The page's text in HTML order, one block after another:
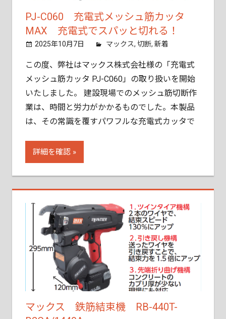
い。
PJ-C060 充電式メッシュ筋カッタ
MAX 充電式でスパッと切れる！
2025年10月7日 tobita11
マックス, 切断, 新着
この度、弊社はマックス株式会社様の「充電式
メッシュ筋カッタ PJ-C060」の取り扱いを開始
いたしました。 建設現場でのメッシュ筋切断作
業は、時間と労力がかかるものでした。本製品
は、その常識を覆すパワフルな充電式カッタで
詳細を確認
マックス 鉄筋結束機 RB-440T-